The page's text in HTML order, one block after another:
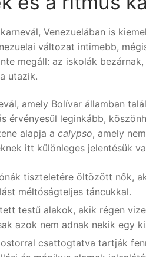
Venezuelában is
változat intimebb,
megáll: az iskolák
utazik.
amely Bolívar államban
érvényesül leginkább,
alapja a calypso, amely
itt különleges jelentésük
tiszteletére öltözött nők,
méltóságteljes táncukkal.
testű alakok, akik régen
azok nem adnak nekik egy
csattogtatva tartják